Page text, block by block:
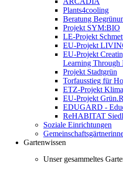
Plants4cooling
Beratung
Projekt SYM:BIO
LE-Projekt
EU-Projekt
EU-Projekt
Learning Through
Projekt Stadtgrün
Torfausstieg für
ETZ-Projekt
EU-Projekt
EDUGARD -
ReHABITAT
Soziale Einrichtungen
Gartenwissen
Unser gesammeltes